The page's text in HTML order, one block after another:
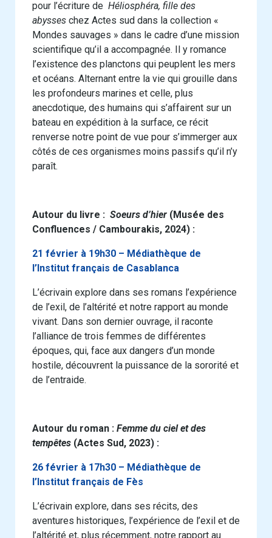
pour l’écriture de Héliosphéra, fille des
abysses chez Actes sud dans la collection «
Mondes sauvages » dans le cadre d’une mission
scientifique qu’il a accompagnée. Il y romance
l’existence des planctons qui peuplent les mers
et océans. Alternant entre la vie qui grouille dans
les profondeurs marines et celle, plus
anecdotique, des humains qui s’affairent sur un
bateau en expédition à la surface, ce récit
renverse notre point de vue pour s’immerger aux
côtés de ces organismes moins passifs qu’il n’y
paraît.
Autour du livre : Soeurs d’hier (Musée des
Confluences / Cambourakis, 2024) :
21 février à 19h30 – Médiathèque de
l’Institut français de Casablanca
L’écrivain explore dans ses romans l’expérience
de l’exil, de l’altérité et notre rapport au monde
vivant. Dans son dernier ouvrage, il raconte
l’alliance de trois femmes de différentes
époques, qui, face aux dangers d’un monde
hostile, découvrent la puissance de la sororité et
de l’entraide.
Autour du roman : Femme du ciel et des
tempêtes (Actes Sud, 2023) :
26 février à 17h30 – Médiathèque de
l’Institut français de Fès
L’écrivain explore, dans ses récits, des
aventures historiques, l’expérience de l’exil et de
l’altérité et, plus récemment, notre rapport au